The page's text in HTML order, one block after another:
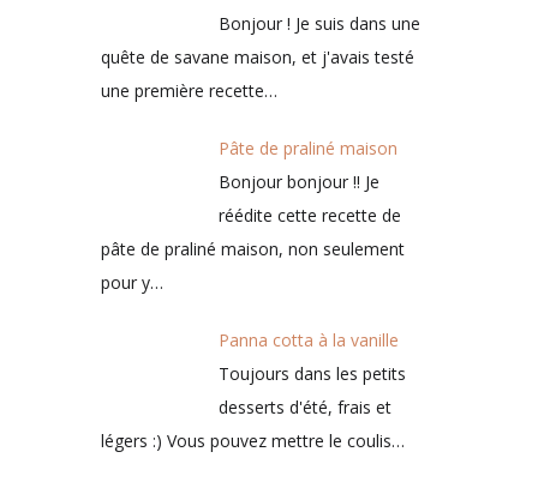
Bonjour ! Je suis dans une
quête de savane maison, et j'avais testé
une première recette…
Pâte de praliné maison
Bonjour bonjour !! Je
réédite cette recette de
pâte de praliné maison, non seulement
pour y…
Panna cotta à la vanille
Toujours dans les petits
desserts d'été, frais et
légers :) Vous pouvez mettre le coulis…